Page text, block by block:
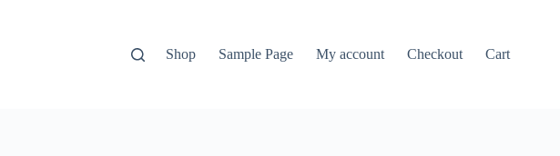
Cart
Checkout
My account
Sample Page
Shop